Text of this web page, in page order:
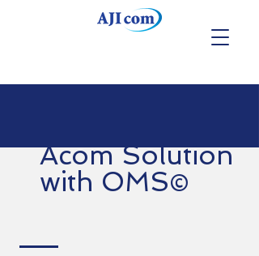
Acom Solution
with OMS©